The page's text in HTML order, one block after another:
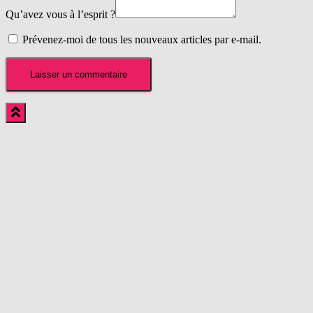
Qu’avez vous à l’esprit ?
Prévenez-moi de tous les nouveaux articles par e-mail.